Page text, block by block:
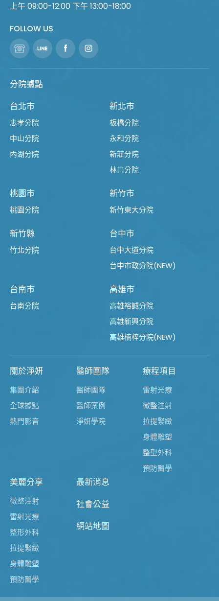
上午 09:00-12:00 下午 13:00-18:00
FOLLOW US
分院據點
台北市
忠孝分院
中山分院
內湖分院
新北市
板橋分院
永和分院
新莊分院
林口分院
桃園市
桃園分院
新竹市
新竹東大分院
新竹縣
竹北分院
台中市
台中大道分院
台中市政分院(NEW)
台南市
台南分院
高雄市
高雄裕誠分院
高雄新興分院
高雄楠梓分院(NEW)
關於淨妍
集團介紹
全球據點
熱門影音
醫師團隊
醫師團隊
醫師案例
淨妍學院
療程項目
雷射光療
微整注射
拉提緊緻
身體雕塑
整型外科
預防醫學
美麗分享
微整注射
雷射光療
整形外科
拉提緊緻
身體雕塑
預防醫學
最新消息
社會公益
網站地圖